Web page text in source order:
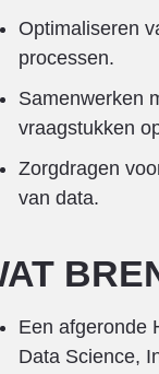
Optimaliseren
processen.
Samenwerken
vraagstukken
Zorgdragen
van data.
Een afgeronde
Data Science,